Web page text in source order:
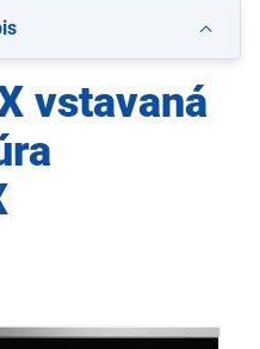
vstavaná